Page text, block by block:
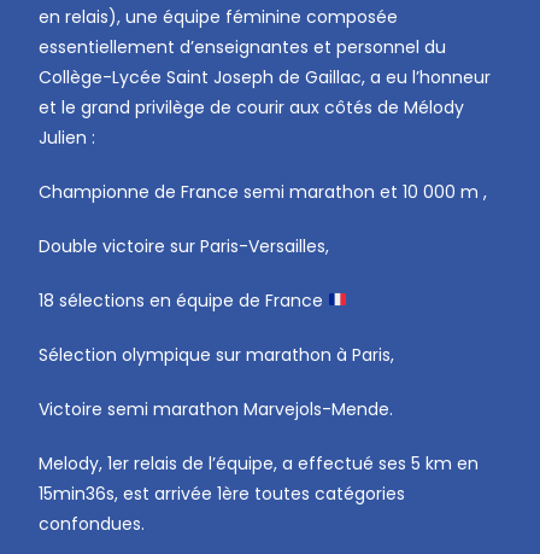
en relais), une équipe féminine composée
essentiellement d’enseignantes et personnel du
Collège-Lycée Saint Joseph de Gaillac, a eu l’honneur
et le grand privilège de courir aux côtés de Mélody
Julien :
Championne de France semi marathon et 10 000 m ,
Double victoire sur Paris-Versailles,
18 sélections en équipe de France
Sélection olympique sur marathon à Paris,
Victoire semi marathon Marvejols-Mende.
Melody, 1er relais de l’équipe, a effectué ses 5 km en
15min36s, est arrivée 1ère toutes catégories
confondues.